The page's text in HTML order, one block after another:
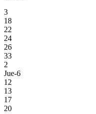
3
18
22
24
26
33
2
Jue-6
12
13
17
20